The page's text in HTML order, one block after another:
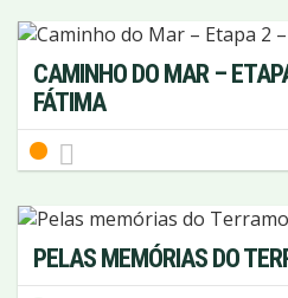
CAMINHO DO MAR –
FÁTIMA
PELAS MEMÓRIAS DO